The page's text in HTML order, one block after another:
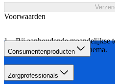
Voorwaarden
Bij aanhoudende maandelijkse
aangegeven behandelschema.
Consumentenproducten
Zorgprofessionals